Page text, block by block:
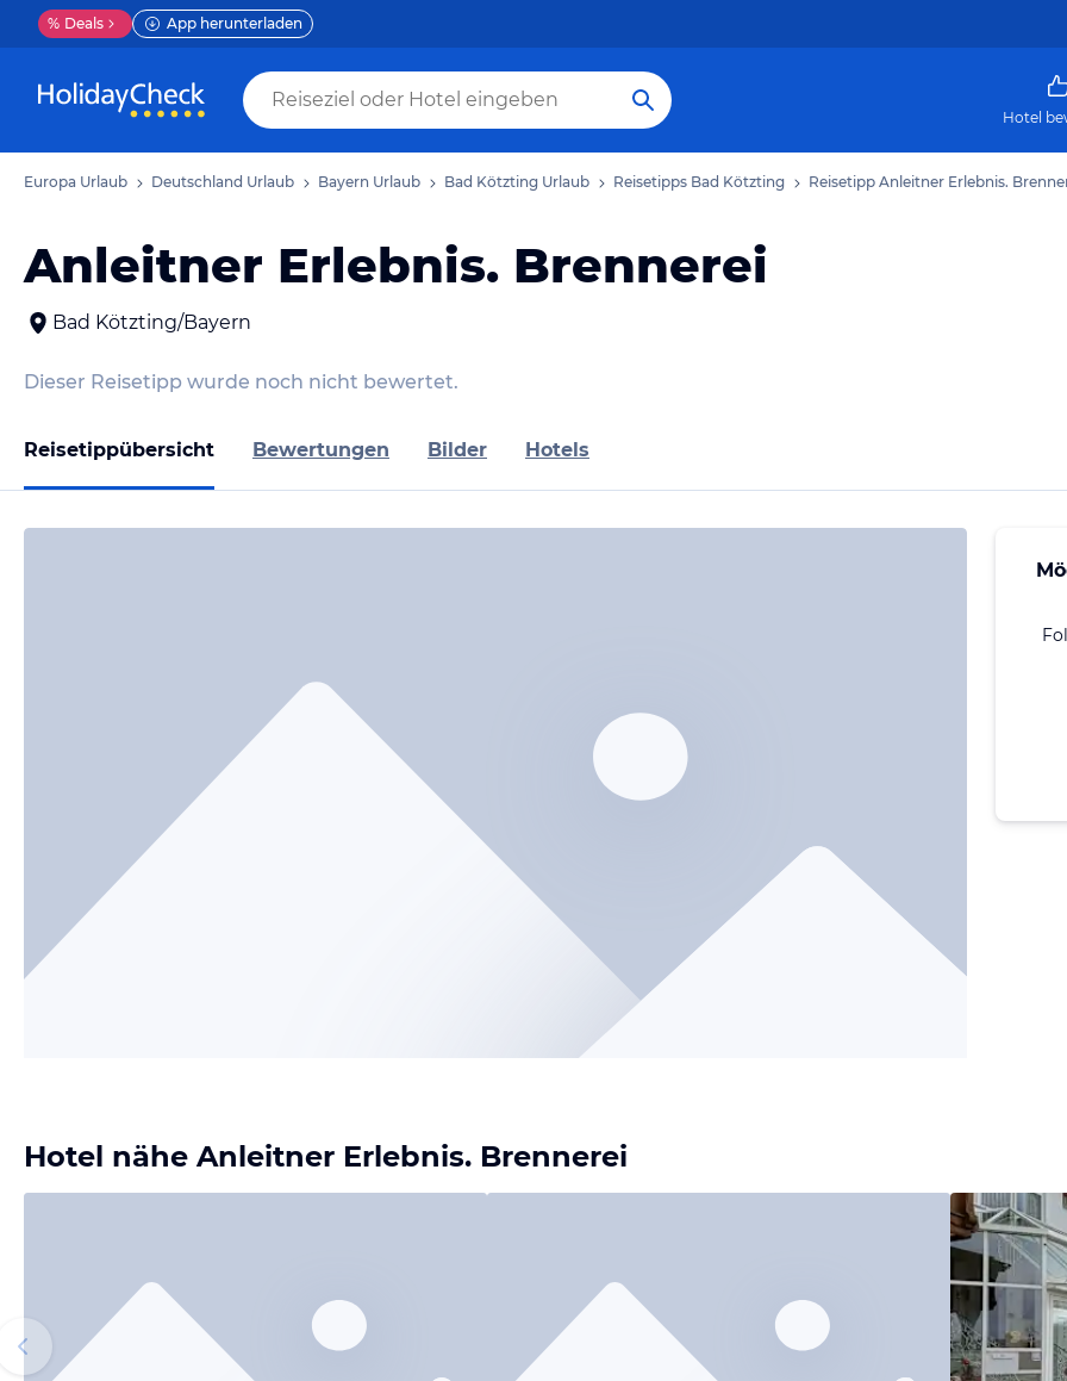
% Deals App herunterladen
Hotel
Europa Urlaub Deutschland Urlaub Bayern Urlaub Bad Kötzting Urlaub Reisetipps Bad Kötzting Reisetipp Anleitner Erlebnis.
Anleitner Erlebnis. Brennerei
Bad Kötzting/Bayern
Dieser Reisetipp wurde noch nicht bewertet.
Reisetippübersicht Bewertungen Bilder Hotels
Hotel nähe Anleitner Erlebnis. Brennerei